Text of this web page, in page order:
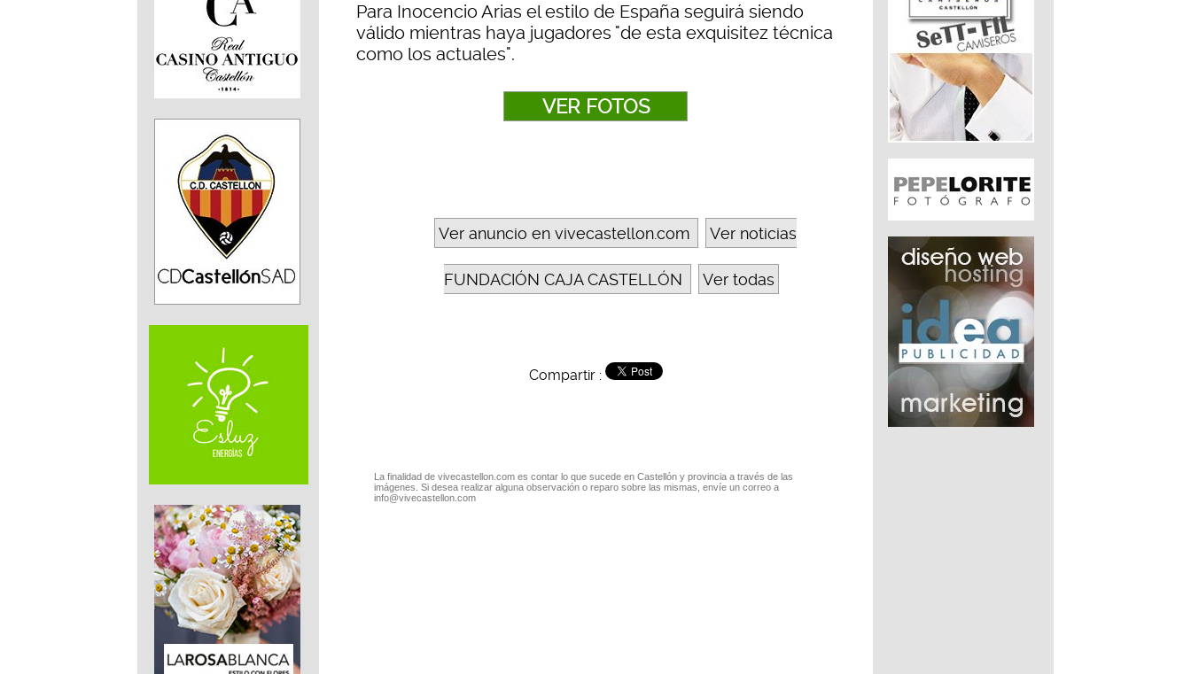
Para Inocencio Arias el estilo de España seguirá siendo
válido mientras haya jugadores "de esta exquisitez técnica
como los actuales".
VER FOTOS
Ver anuncio en vivecastellon.com Ver noticias
FUNDACIÓN CAJA CASTELLÓN Ver todas
Compartir :
La finalidad de vivecastellon.com es contar lo que sucede en Castellón y provincia a través de las
imágenes. Si desea realizar alguna observación o reparo sobre las mismas, envíe un correo a
info@vivecastellon.com